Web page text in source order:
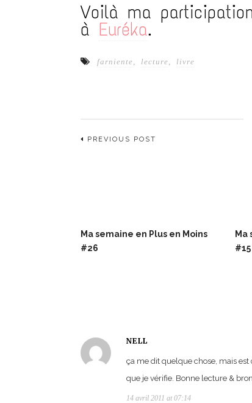
Voilà ma
à Euréka.
farniente, lecture, livre
PREVIOUS POST
Ma semaine en Plus en Moins
#26
Ma
#15
NELL
ça me dit quelque chose, mais est
que je vérifie. Bonne lecture &
14 avril 2011 at 07:14